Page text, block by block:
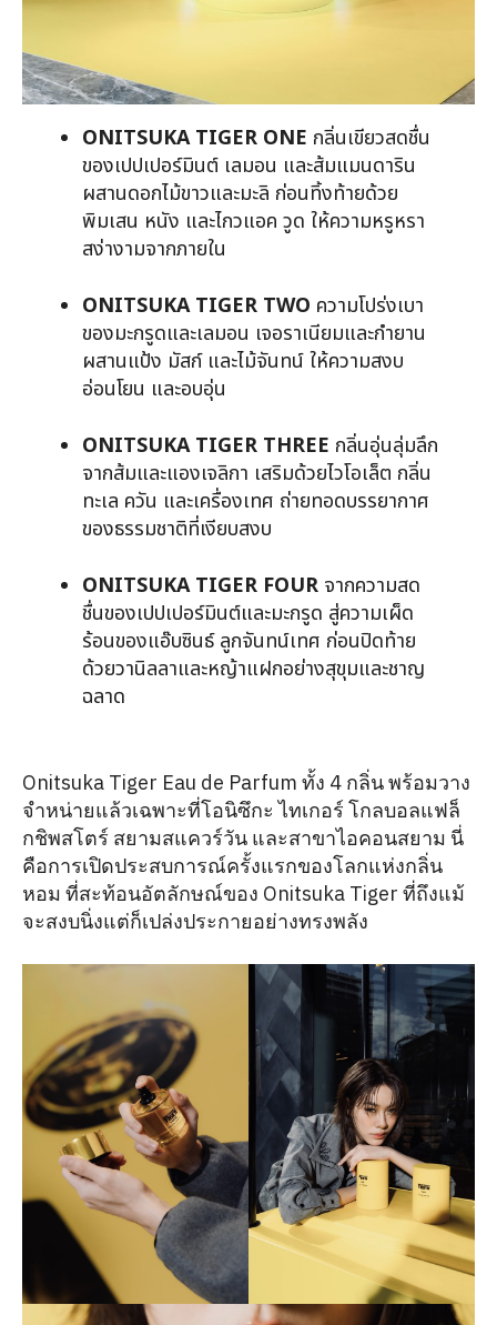
ONITSUKA TIGER ONE กลิ่นเขียวสดชื่น
ของเปปเปอร์มินต์ เลมอน และส้มแมนดาริน
ผสานดอกไม้ขาวและมะลิ ก่อนทิ้งท้ายด้วย
พิมเสน หนัง และไกวแอค วูด ให้ความหรูหรา
สง่างามจากภายใน
ONITSUKA TIGER TWO ความโปร่งเบา
ของมะกรูดและเลมอน เจอราเนียมและกำยาน
ผสานแป้ง มัสก์ และไม้จันทน์ ให้ความสงบ
อ่อนโยน และอบอุ่น
ONITSUKA TIGER THREE กลิ่นอุ่นลุ่มลึก
จากส้มและแองเจลิกา เสริมด้วยไวโอเล็ต กลิ่น
ทะเล ควัน และเครื่องเทศ ถ่ายทอดบรรยากาศ
ของธรรมชาติที่เงียบสงบ
ONITSUKA TIGER FOURจากความสด
ชื่นของเปปเปอร์มินต์และมะกรูด สู่ความเผ็ด
ร้อนของแอ๊บซินธ์ ลูกจันทน์เทศ ก่อนปิดท้าย
ด้วยวานิลลาและหญ้าแฝกอย่างสุขุมและชาญ
ฉลาด
Onitsuka Tiger Eau de Parfum ทั้ง 4 กลิ่น พร้อมวาง
จำหน่ายแล้วเฉพาะที่โอนิซึกะ ไทเกอร์ โกลบอลแฟล็
กชิพสโตร์ สยามสแควร์วัน และสาขาไอคอนสยาม นี่
คือการเปิดประสบการณ์ครั้งแรกของโลกแห่งกลิ่น
หอม ที่สะท้อนอัตลักษณ์ของ Onitsuka Tiger ที่ถึงแม้
จะสงบนิ่งแต่ก็เปล่งประกายอย่างทรงพลัง